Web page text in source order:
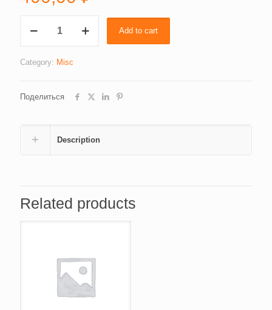
анализ
исследования
социально-
политических
Add to cart
Category: Misc
Поделиться
Description
Related products